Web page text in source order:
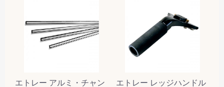
エトレー アルミ・チャン
エトレー レッジハンドル